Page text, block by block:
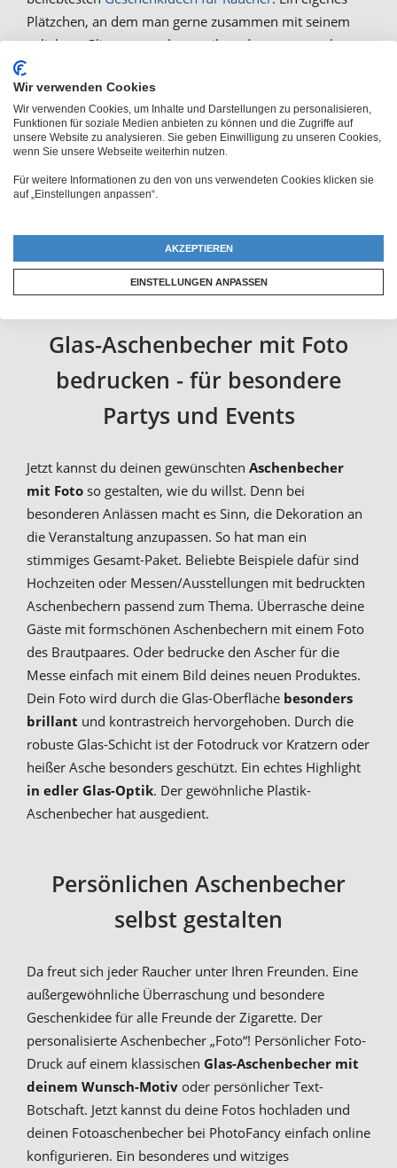
Plätzchen, an dem man gerne zusammen mit seinem
geliebten Glimmstängel verweilt und entspannen kann.
online gestalten. Bei PhotoFancy kannst du
Aschenbecher mit deinem Foto bedrucken oder
individuell mit deinem Text beschriften. So hast du
einen ganz besonderen Aschenbecher für deine Party
oder Veranstaltung. Ein echter Hingucker auf jedem
Event. Ob mit einem lustigen Foto oder einem spaßigen
individuelle Aschenbecher
großes Aufsehen und Begeisterung.
Glas-Aschenbecher mit Foto
bedrucken - für besondere
Partys und Events
Jetzt kannst du deinen gewünschten Aschenbecher
mit Foto so gestalten, wie du willst. Denn bei
besonderen Anlässen macht es Sinn, die Dekoration an
die Veranstaltung anzupassen. So hat man ein
stimmiges Gesamt-Paket. Beliebte Beispiele dafür sind
Hochzeiten oder Messen/Ausstellungen mit bedruckten
Aschenbechern passend zum Thema. Überrasche deine
Gäste mit formschönen Aschenbechern mit einem Foto
des Brautpaares. Oder bedrucke den Ascher für die
Messe einfach mit einem Bild deines neuen Produktes.
Dein Foto wird durch die Glas-Oberfläche besonders
brillant und kontrastreich hervorgehoben. Durch die
robuste Glas-Schicht ist der Fotodruck vor Kratzern oder
heißer Asche besonders geschützt. Ein echtes Highlight
in edler Glas-Optik. Der gewöhnliche Plastik-
Aschenbecher hat ausgedient.
Persönlichen Aschenbecher
selbst gestalten
Da freut sich jeder Raucher unter Ihren Freunden. Eine
außergewöhnliche Überraschung und besondere
Geschenkidee für alle Freunde der Zigarette. Der
personalisierte Aschenbecher „Foto“! Persönlicher Foto-
Druck auf einem klassischen Glas-Aschenbecher mit
deinem Wunsch-Motiv oder persönlicher Text-
Botschaft. Jetzt kannst du deine Fotos hochladen und
deinen Fotoaschenbecher bei PhotoFancy einfach online
konfigurieren. Ein besonderes und witziges
Wir verwenden Cookies
Wir verwenden Cookies, um Inhalte und Darstellungen zu personalisieren,
Funktionen für soziale Medien anbieten zu können und die Zugriffe auf
unsere Website zu analysieren. Sie geben Einwilligung zu unseren Cookies,
wenn Sie unsere Webseite weiterhin nutzen.
Für weitere Informationen zu den von uns verwendeten Cookies klicken sie
auf „Einstellungen anpassen“.
AKZEPTIEREN
EINSTELLUNGEN ANPASSEN